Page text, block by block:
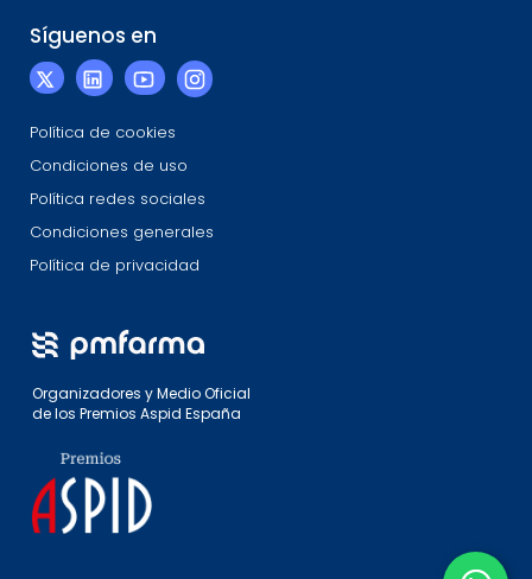
Síguenos en
Política de cookies
Condiciones de uso
Política redes sociales
Condiciones generales
Política de privacidad
Organizadores y Medio Oficial
de los Premios Aspid España